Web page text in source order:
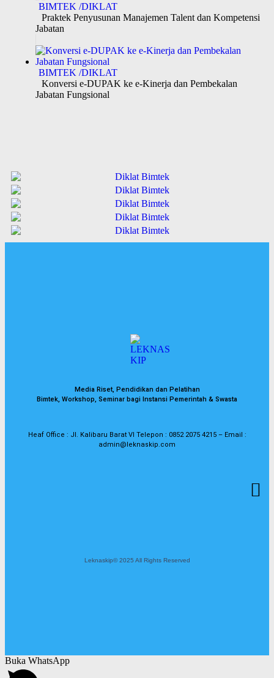
BIMTEK /DIKLAT
Praktek Penyusunan Manajemen Talent dan Kompetensi
Jabatan
BIMTEK /DIKLAT
Konversi e-DUPAK ke e-Kinerja dan Pembekalan
Jabatan Fungsional
Media Riset, Pendidikan dan Pelatihan
Bimtek, Workshop, Seminar bagi Instansi Pemerintah & Swasta
Heaf Office : Jl. Kalibaru Barat VI Telepon : 0852 2075 4215 – Email :
admin@leknaskip.com
Leknaskip© 2025 All Rights Reserved
Buka WhatsApp